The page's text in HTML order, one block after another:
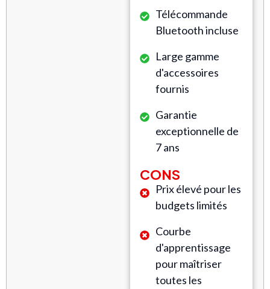
Télécommande
Bluetooth incluse
Large gamme
d'accessoires
fournis
Garantie
exceptionnelle de
7 ans
CONS
Prix élevé pour les
budgets limités
Courbe
d'apprentissage
pour maîtriser
toutes les